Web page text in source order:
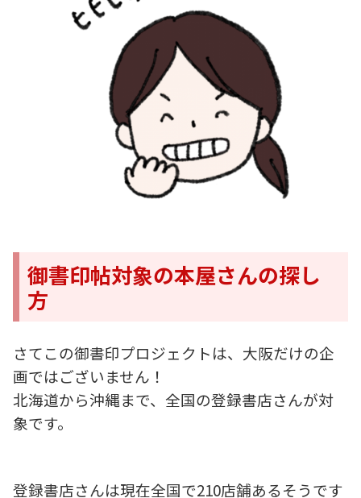
御書印帖対象の本屋さんの探し
方
さてこの御書印プロジェクトは、大阪だけの企
画ではございません！
北海道から沖縄まで、全国の登録書店さんが対
象です。
登録書店さんは現在全国で210店舗あるそうです